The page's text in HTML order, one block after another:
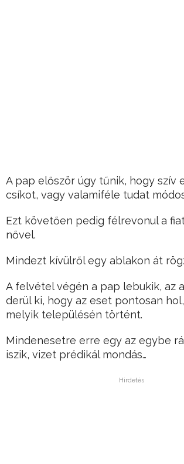
A pap először úgy tűnik, hogy szív
csíkot, vagy valamiféle tudat
Ezt követően pedig félrevonul a
nővel.
Mindezt kívülről egy ablakon át
A felvétel végén a pap lebukik, az
derül ki, hogy az eset pontosan
melyik településén történt.
Mindenesetre erre egy az egybe
iszik, vizet prédikál mondás…
Hirdetés